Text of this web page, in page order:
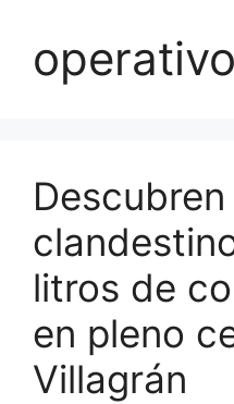
litros de
en pleno
Villagrán